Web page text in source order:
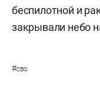
беспилотной и
закрывали небо
#сво